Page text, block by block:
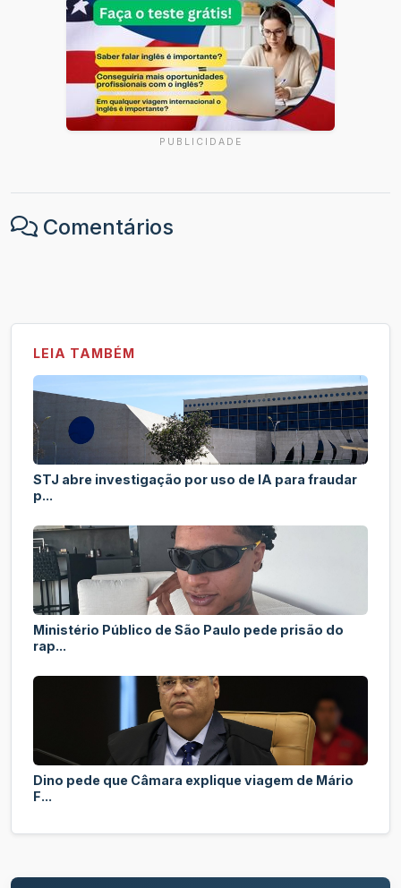
PUBLICIDADE
Comentários
LEIA TAMBÉM
STJ abre investigação por uso de IA para fraudar
p...
Ministério Público de São Paulo pede prisão do
rap...
Dino pede que Câmara explique viagem de Mário
F...